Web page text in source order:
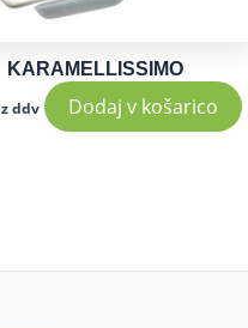
KARAMELLISSIMO
z ddv Dodaj v košarico